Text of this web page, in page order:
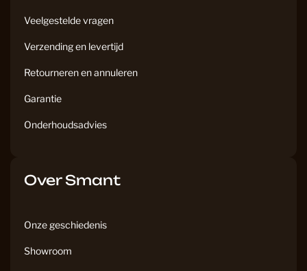
Veelgestelde vragen
Verzending en levertijd
Retourneren en annuleren
Garantie
Onderhoudsadvies
Over Smant
Onze geschiedenis
Showroom